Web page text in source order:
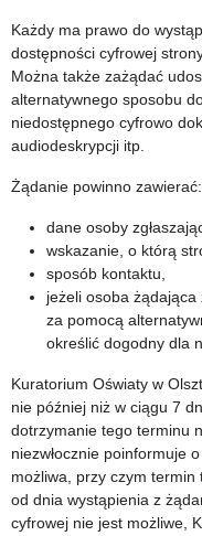
Każdy ma prawo do
dostępności cyfrowej
Można także zażądać
alternatywnego sposobu
niedostępnego cyfrowo
audiodeskrypcji itp.
Żądanie powinno zawierać:
dane osoby
wskazanie, o którą
sposób kontaktu,
jeżeli osoba żądająca
za pomocą
określić dogodny dla
Kuratorium Oświaty w
nie później niż w ciągu 7
dotrzymanie tego terminu
niezwłocznie poinformuje
możliwa, przy czym termin
od dnia wystąpienia z
cyfrowej nie jest możliwe,